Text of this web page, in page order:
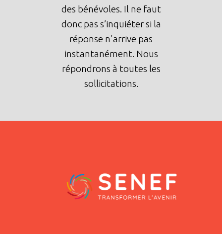
des bénévoles. Il ne faut
donc pas s’inquiéter si la
réponse n'arrive pas
instantanément. Nous
répondrons à toutes les
sollicitations.